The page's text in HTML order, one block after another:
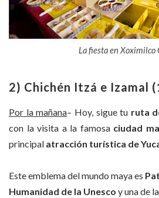
La fiesta en Xoximilco
2) Chichén Itzá e Izamal
Por la mañana– Hoy, sigue tu ruta
con la visita a la famosa ciudad
principal atracción turística de
Este emblema del mundo maya es
Humanidad de la Unesco y una de